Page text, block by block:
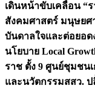
เดินหน้าขับเคลื่อน “
สังคมศาสตร์ มนุษยศ
บันดาลใจและต่อยอ
นโยบาย Local
ราช ตั้ง 9 ศูนย์ชุมชน
และนวัตกรรมสสว. ป